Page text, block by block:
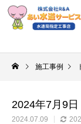
施工事例
2024年7月9
2024.07.09